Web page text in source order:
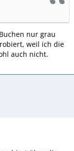
nur grau
weil ich die
auch nicht.